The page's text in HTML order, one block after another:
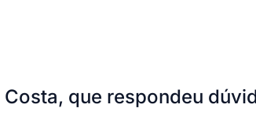
que respondeu